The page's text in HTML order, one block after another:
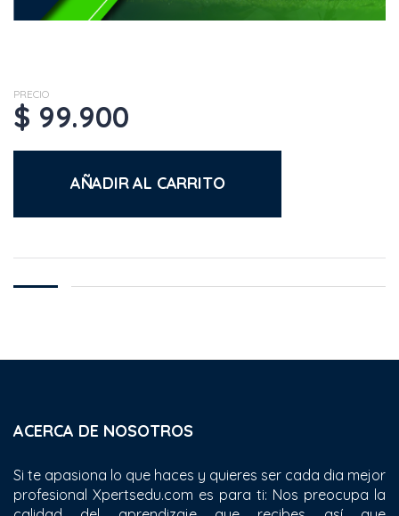
PRECIO
$ 99.900
AÑADIR AL CARRITO
ACERCA DE NOSOTROS
Si te apasiona lo que haces y quieres ser cada dia mejor
profesional Xpertsedu.com es para ti: Nos preocupa la